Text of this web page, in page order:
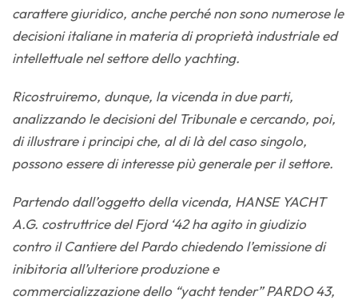
carattere giuridico, anche perché non sono numerose le
decisioni italiane in materia di proprietà industriale ed
intellettuale nel settore dello yachting.
Ricostruiremo, dunque, la vicenda in due parti,
analizzando le decisioni del Tribunale e cercando, poi,
di illustrare i principi che, al di là del caso singolo,
possono essere di interesse più generale per il settore.
Partendo dall’oggetto della vicenda, HANSE YACHT
A.G. costruttrice del Fjord ‘42 ha agito in giudizio
contro il Cantiere del Pardo chiedendo l’emissione di
inibitoria all’ulteriore produzione e
commercializzazione dello “yacht tender” PARDO 43,